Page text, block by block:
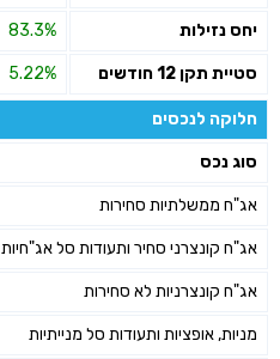
יחס נזילות 83.3%
סטיית תקן 12 חודשים 5.22%
חלוקה לנכסים
סוג נכס
אג"ח ממשלתיות סחירות
אג"ח קונצרני סחיר ותעודות סל אג"חיות
אג"ח קונצרניות לא סחירות
מניות, אופציות ותעודות סל מנייתיות